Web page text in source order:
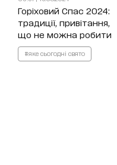
Горіховий Спас 2024:
традиції, привітання,
що не можна робити
#яке сьогодні свято